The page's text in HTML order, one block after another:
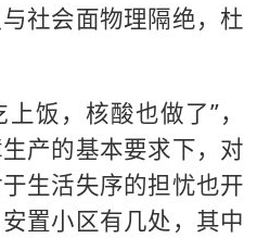
社会面物理隔绝，杜
饭，核酸也做了”，
产的基本要求下，对
生活失序的担忧也开
置小区有几处，其中